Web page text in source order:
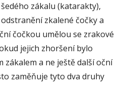
zákalu (katarakty),
zkalené čočky a
čočkou umělou se zrakové
jejich zhoršení bylo
zákalem a ne ještě další oční
zaměňuje tyto dva druhy